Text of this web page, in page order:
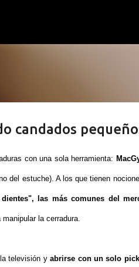
candados
con una sola herramienta:
del estuche). A los que tienen
las más comunes del
manipular la cerradura.
televisión yabrirse con un solo pick